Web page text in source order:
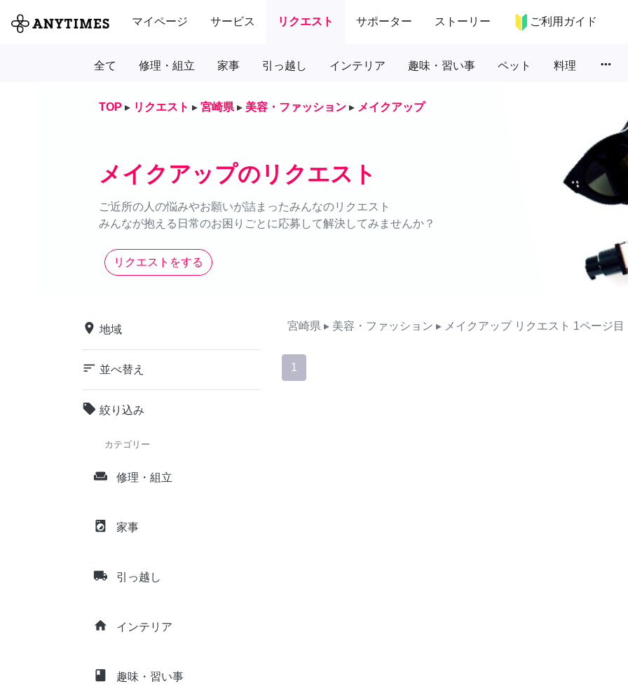
マイページ サービス リクエスト サポーター ストーリー ご利用ガイド
全て 修理・組立 家事 引っ越し インテリア 趣味・習い事 ペット 料理 more_horiz
TOP ▸ リクエスト ▸ 宮崎県 ▸ 美容・ファッション ▸ メイクアップ
メイクアップのリクエスト
ご近所の人の悩みやお願いが詰まったみんなのリクエスト
みんなが抱える日常のお困りごとに応募して解決してみませんか？
リクエストをする
place 地域
sort 並べ替え
local_offer 絞り込み
カテゴリー
weekend 修理・組立
local_laundry_service 家事
local_shipping 引っ越し
home インテリア
class 趣味・習い事
宮崎県 ▸ 美容・ファッション ▸ メイクアップ リクエスト 1ページ目
1